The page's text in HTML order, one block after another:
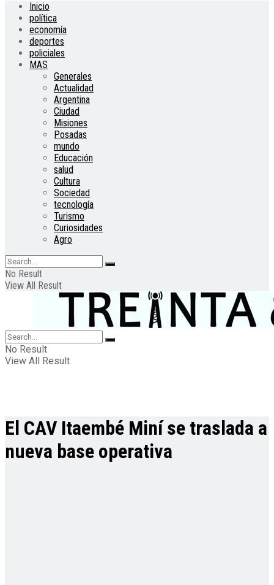
Inicio
política
economía
deportes
policiales
MAS
Generales
Actualidad
Argentina
Ciudad
Misiones
Posadas
mundo
Educación
salud
Cultura
Sociedad
tecnología
Turismo
Curiosidades
Agro
No Result
View All Result
No Result
View All Result
El CAV Itaembé Miní se traslada a
nueva base operativa